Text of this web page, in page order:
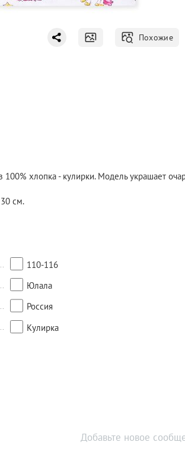
Похожие
хлопка - кулирки. Модель украшает
см.
110-116
Юлала
Россия
Кулирка
Добавьте новое